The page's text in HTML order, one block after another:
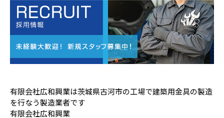
有限会社広和興業は茨城県古河市の工場で建築用金具の製造
を行なう製造業者です
有限会社広和興業